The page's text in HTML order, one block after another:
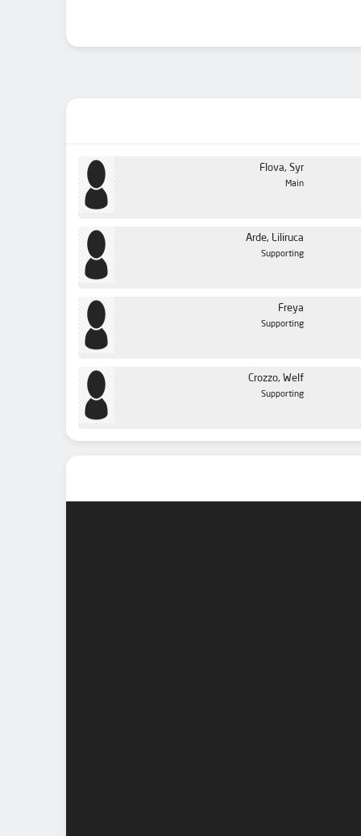
Flova, Syr
Main
Arde, Liliruca
Supporting
Freya
Supporting
Crozzo, Welf
Supporting